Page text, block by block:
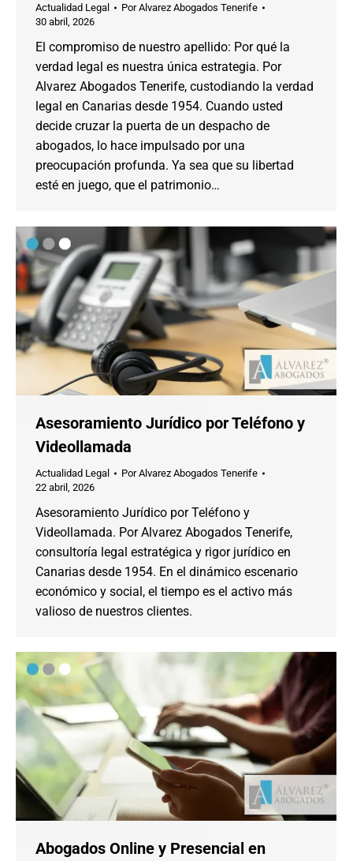
Actualidad Legal PorAlvarez Abogados Tenerife
30 abril, 2026
El compromiso de nuestro apellido: Por qué la
verdad legal es nuestra única estrategia. Por
Alvarez Abogados Tenerife, custodiando la verdad
legal en Canarias desde 1954. Cuando usted
decide cruzar la puerta de un despacho de
abogados, lo hace impulsado por una
preocupación profunda. Ya sea que su libertad
esté en juego, que el patrimonio…
Asesoramiento Jurídico por Teléfono y
Videollamada
Actualidad Legal PorAlvarez Abogados Tenerife
22 abril, 2026
Asesoramiento Jurídico por Teléfono y
Videollamada. Por Alvarez Abogados Tenerife,
consultoría legal estratégica y rigor jurídico en
Canarias desde 1954. En el dinámico escenario
económico y social, el tiempo es el activo más
valioso de nuestros clientes.
Abogados Online y Presencial en